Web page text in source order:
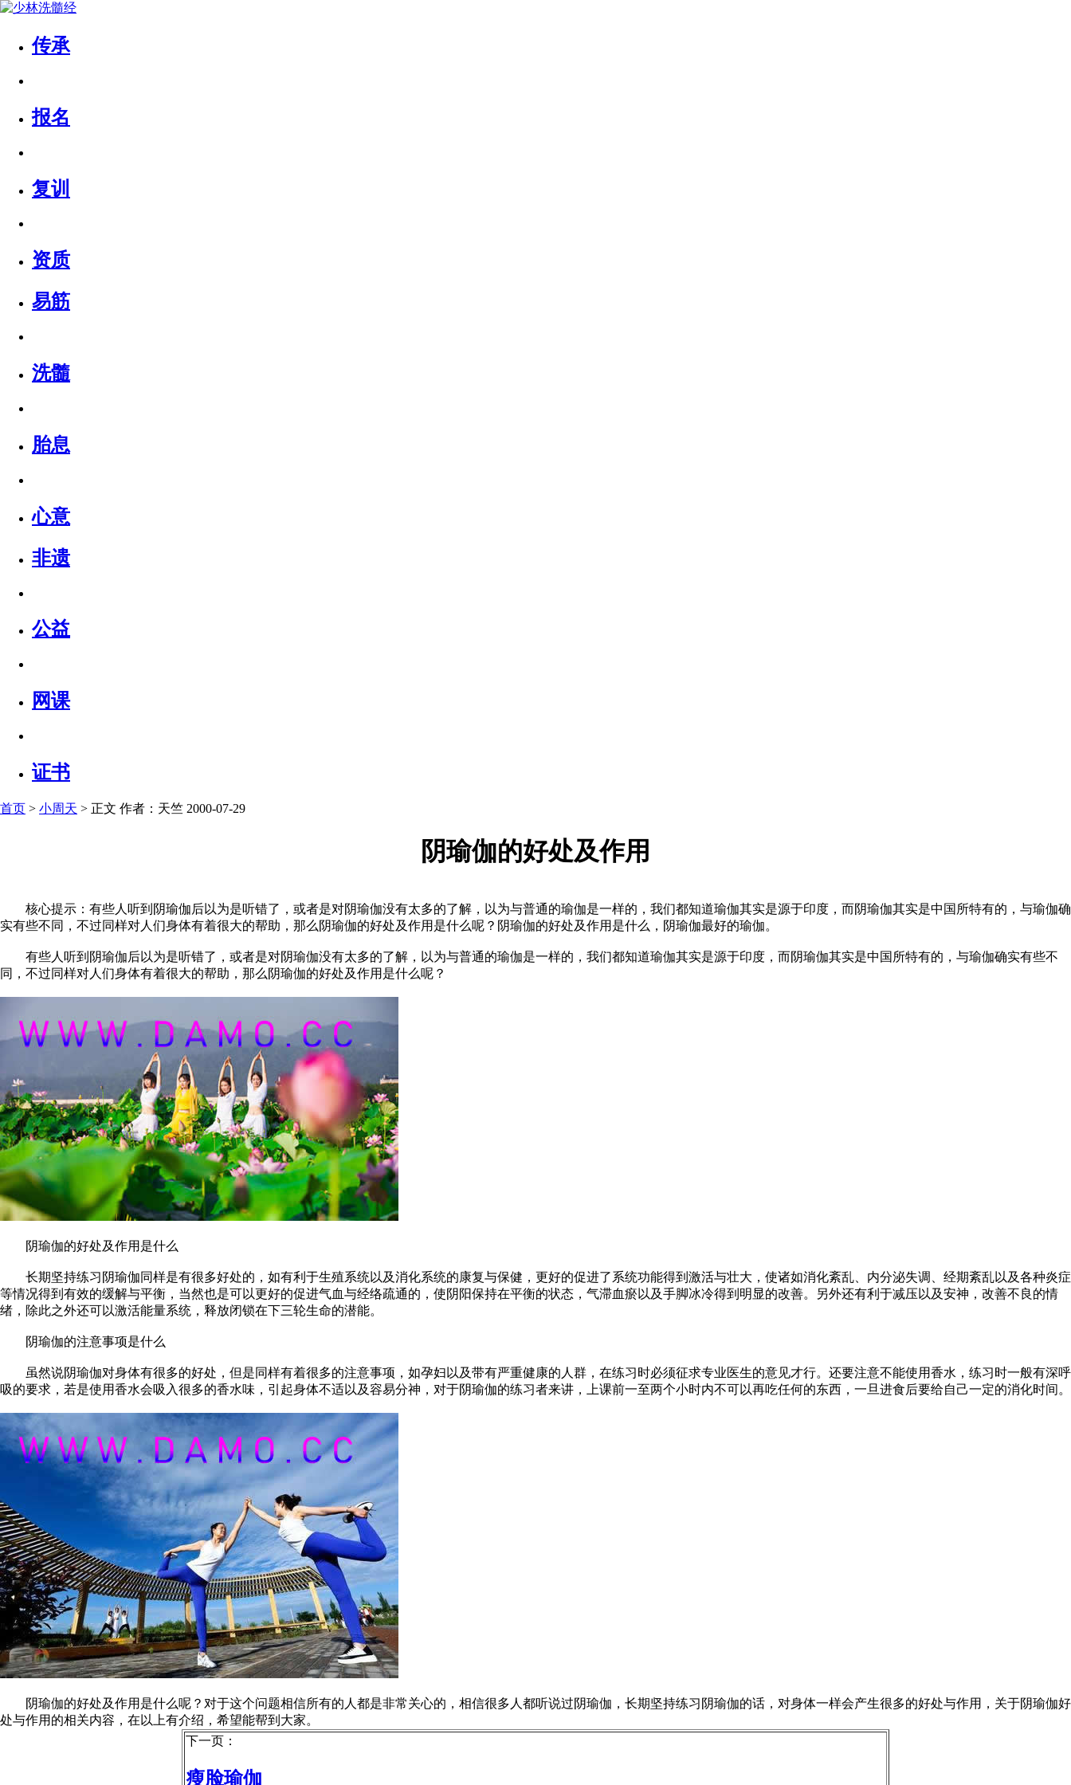
传承
报名
复训
资质
易筋
洗髓
胎息
心意
非遗
公益
网课
证书
首页 > 小周天 > 正文 作者：天竺 2000-07-29
阴瑜伽的好处及作用
核心提示：有些人听到阴瑜伽后以为是听错了，或者是对阴瑜伽没有太多的了解，以为与普通的瑜伽是一样的，我们都知道瑜伽其实是源于印度，而阴瑜伽其实是中国所特有的，与瑜伽确
实有些不同，不过同样对人们身体有着很大的帮助，那么阴瑜伽的好处及作用是什么呢？阴瑜伽的好处及作用是什么，阴瑜伽最好的瑜伽。
有些人听到阴瑜伽后以为是听错了，或者是对阴瑜伽没有太多的了解，以为与普通的瑜伽是一样的，我们都知道瑜伽其实是源于印度，而阴瑜伽其实是中国所特有的，与瑜伽确实有些不
同，不过同样对人们身体有着很大的帮助，那么阴瑜伽的好处及作用是什么呢？
阴瑜伽的好处及作用是什么
长期坚持练习阴瑜伽同样是有很多好处的，如有利于生殖系统以及消化系统的康复与保健，更好的促进了系统功能得到激活与壮大，使诸如消化紊乱、内分泌失调、经期紊乱以及各种炎症
等情况得到有效的缓解与平衡，当然也是可以更好的促进气血与经络疏通的，使阴阳保持在平衡的状态，气滞血瘀以及手脚冰冷得到明显的改善。另外还有利于减压以及安神，改善不良的情
绪，除此之外还可以激活能量系统，释放闭锁在下三轮生命的潜能。
阴瑜伽的注意事项是什么
虽然说阴瑜伽对身体有很多的好处，但是同样有着很多的注意事项，如孕妇以及带有严重健康的人群，在练习时必须征求专业医生的意见才行。还要注意不能使用香水，练习时一般有深呼
吸的要求，若是使用香水会吸入很多的香水味，引起身体不适以及容易分神，对于阴瑜伽的练习者来讲，上课前一至两个小时内不可以再吃任何的东西，一旦进食后要给自己一定的消化时间。
阴瑜伽的好处及作用是什么呢？对于这个问题相信所有的人都是非常关心的，相信很多人都听说过阴瑜伽，长期坚持练习阴瑜伽的话，对身体一样会产生很多的好处与作用，关于阴瑜伽好
处与作用的相关内容，在以上有介绍，希望能帮到大家。
下一页：
瘦脸瑜伽